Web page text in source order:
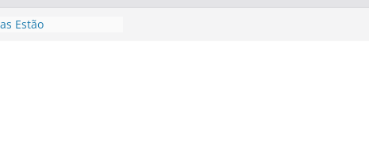
Estão
em Porto
de transfer,
de alto padrão
bolsas –
para o segundo